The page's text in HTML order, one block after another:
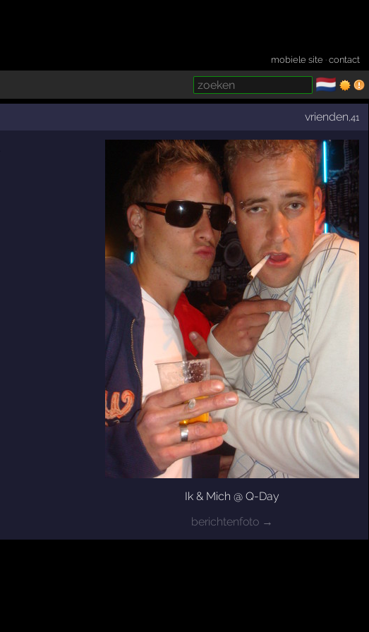
mobiele site ·contact
🇳🇱
vrienden ,41
Ik & Mich @ Q-Day
berichtenfoto →